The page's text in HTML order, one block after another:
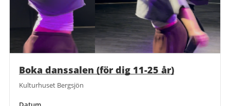
Boka danssalen (för dig 11-25 år)
Kulturhuset Bergsjön